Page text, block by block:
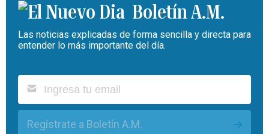
Boletín A.M.
Las noticias explicadas de forma sencilla y directa para
entender lo más importante del día.
Regístrate a Boletín A.M.